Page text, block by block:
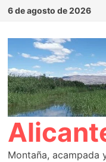
Saltar
contenido
6 de agosto de 2026
Montaña, acampada